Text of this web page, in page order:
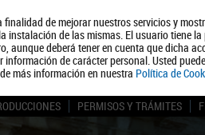
de mejorar nuestros servicios y
instalación de las mismas. El usuario tiene
aunque deberá tener en cuenta que dicha
de carácter personal. Usted
más información en nuestra Política de
Quiénes somos Turismo
PERMISOS Y TRÁMITES